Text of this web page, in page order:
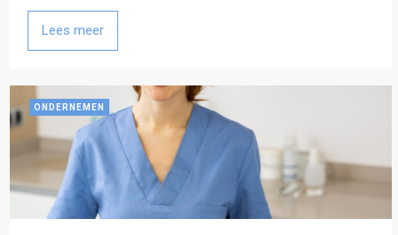
Lees meer
ONDERNEMEN